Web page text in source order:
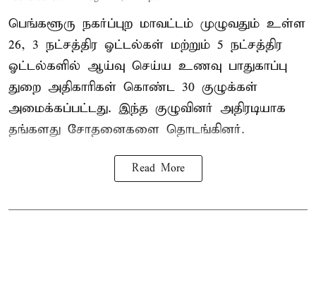
பெங்களூரு நகர்ப்புற மாவட்டம் முழுவதும் உள்ள
26, 3 நட்சத்திர ஓட்டல்கள் மற்றும் 5 நட்சத்திர
ஓட்டல்களில் ஆய்வு செய்ய உணவு பாதுகாப்பு
துறை அதிகாரிகள் கொண்ட 30 குழுக்கள்
அமைக்கப்பட்டது. இந்த குழுவினர் அதிரடியாக
தங்களது சோதனைகளை தொடங்கினர்.
Read More